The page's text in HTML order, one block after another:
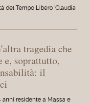
del Tempo Libero 'Claudia
tragedia che
e, soprattutto,
il
residente a Massa e